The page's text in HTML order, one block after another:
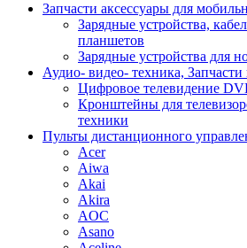
Запчасти аксессуары для
Зарядные устройства,
планшетов
Зарядные устройства для
Аудио- видео- техника, Запчасти
Цифровое телевидение
Кронштейны для
техники
Пульты дистанционного
Acer
Aiwa
Akai
Akira
AOC
Asano